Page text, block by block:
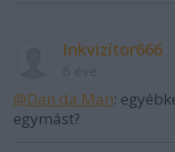
Inkvizítor666
@Dan da Man:
egymást?